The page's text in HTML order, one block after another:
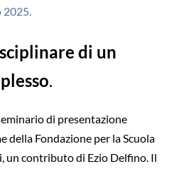
di un
.
di presentazione
della Fondazione per la Scuola
un contributo di Ezio Delfino. Il